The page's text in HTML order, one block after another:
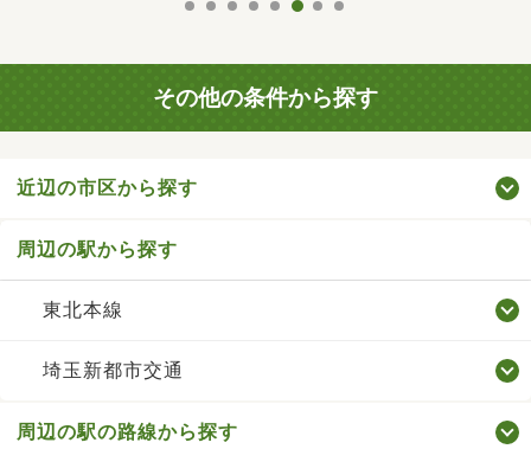
その他の条件から探す
近辺の市区から探す
周辺の駅から探す
東北本線
埼玉新都市交通
周辺の駅の路線から探す